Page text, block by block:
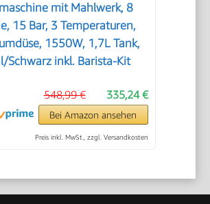
mit Mahlwerk, 8
15 Bar, 3 Temperaturen,
1550W, 1,7L Tank,
Schwarz inkl. Barista-Kit
335,24 €
548,99 €
Bei Amazon ansehen
Preis inkl. MwSt., zzgl. Versandkosten